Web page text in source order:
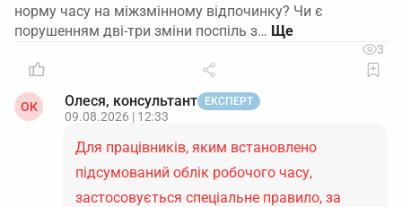
норму часу на міжзмінному відпочинку? Чи є
порушенням дві-три зміни поспіль з…
3
ОК Олеся, консультант ЕКСПЕРТ
09.08.2026 | 12:33
Для працівників, яким встановлено
підсумований облік робочого часу,
застосовується спеціальне правило, за